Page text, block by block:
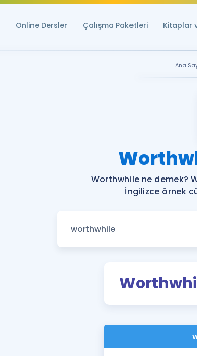
Online Dersler Çalışma Paketleri Kitaplar
Ana
Worthwhile ne demek?
İngilizce örnek